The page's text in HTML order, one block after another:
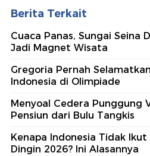
Berita Terkait
Cuaca Panas, Sungai Seina
Jadi Magnet Wisata
Gregoria Pernah
Indonesia di Olimpiade
Menyoal Cedera Punggung
Pensiun dari Bulu Tangkis
Kenapa Indonesia Tidak
Dingin 2026? Ini Alasannya